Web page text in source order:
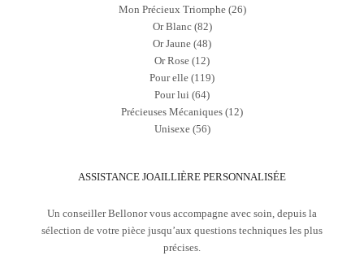
Mon Précieux Triomphe (26)
Or Blanc (82)
Or Jaune (48)
Or Rose (12)
Pour elle (119)
Pour lui (64)
Précieuses Mécaniques (12)
Unisexe (56)
ASSISTANCE JOAILLIÈRE PERSONNALISÉE
Un conseiller Bellonor vous accompagne avec soin, depuis la
sélection de votre pièce jusqu’aux questions techniques les plus
précises.